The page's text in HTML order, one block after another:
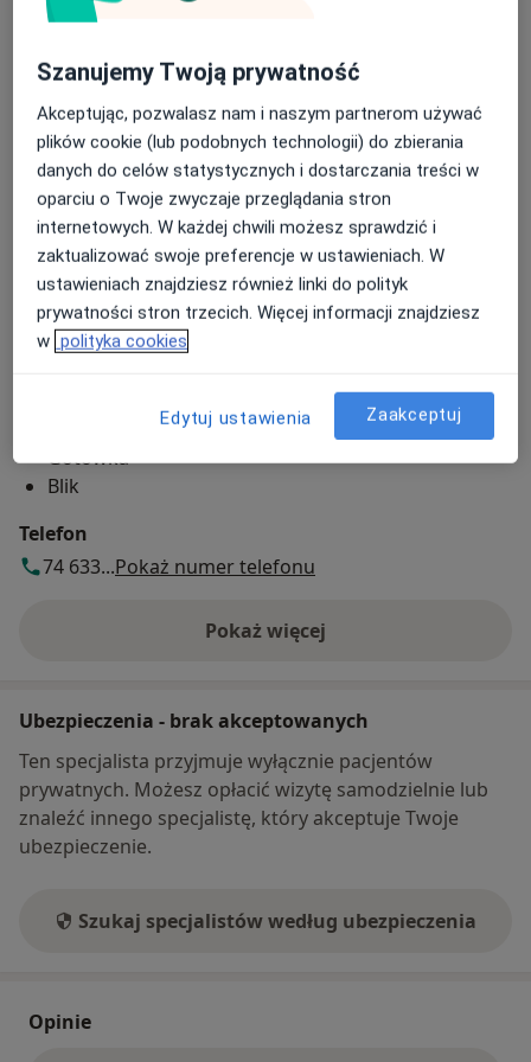
jazzowych prowadzonych m. in. przez Włodka Pawlika,
konkursów pianistycznych w latach 1992-1995.
Mooi Clinic
Jacka Kaczmarskiego 1,57-320 Polanica Zdrój
Powiększ mapęotwiera się w nowej karcie
Dostępność
W tym gabinecie nie można umawiać wizyt przez
internet
Co mam zrobić w tej sytuacji?
Metody płatności (wizyty prywatne)
Karta płatnicza
Gotówka
Blik
Telefon
74 633...Pokaż numer telefonu
Pokaż więcej
o adresie
Ubezpieczenia - brak akceptowanych
Ten specjalista przyjmuje wyłącznie pacjentów
prywatnych. Możesz opłacić wizytę samodzielnie lub
znaleźć innego specjalistę, który akceptuje Twoje
ubezpieczenie.
Szukaj specjalistów według ubezpieczenia
Opinie
Szanujemy Twoją prywatność
Akceptując, pozwalasz nam i naszym partnerom używać
plików cookie (lub podobnych technologii) do zbierania
danych do celów statystycznych i dostarczania treści w
oparciu o Twoje zwyczaje przeglądania stron
internetowych. W każdej chwili możesz sprawdzić i
zaktualizować swoje preferencje w ustawieniach. W
ustawieniach znajdziesz również linki do polityk
prywatności stron trzecich. Więcej informacji znajdziesz
w polityka cookies
Edytuj ustawienia Zaakceptuj